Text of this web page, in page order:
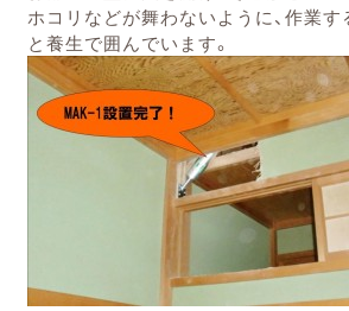
ホコリなどが舞わないように、作業
と養生で囲んでいます。